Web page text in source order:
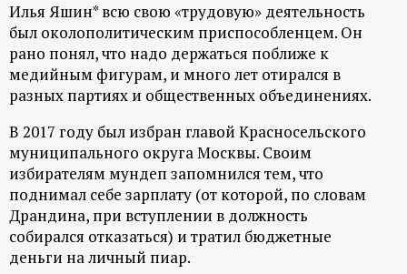
о
н
н
ы
й
п
Илья Яшин* всю свою «трудовую» деятельность
был околополитическим приспособленцем. Он
рано понял, что надо держаться поближе к
медийным фигурам, и много лет отирался в
разных партиях и общественных объединениях.
В 2017 году был избран главой Красносельского
муниципального округа Москвы. Своим
избирателям мундеп запомнился тем, что
поднимал себе зарплату (от которой, по словам
Драндина, при вступлении в должность
собирался отказаться) и тратил бюджетные
деньги на личный пиар.